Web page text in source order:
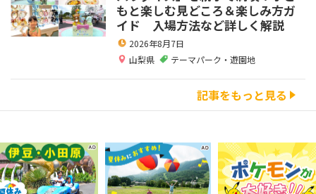
もと楽しむ見どころ＆楽しみ方ガ
イド 入場方法など詳しく解説
2026年8月7日
山梨県
テーマパーク・遊園地
記事をもっと見る